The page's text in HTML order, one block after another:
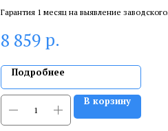
Гарантия 1 месяц на выявление заводского
сертифицированный специалист.
8 859 р.
Подробнее
В корзину